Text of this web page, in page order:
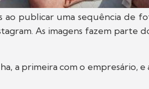
publicar uma sequência de
As imagens fazem parte
a primeira com o empresário,